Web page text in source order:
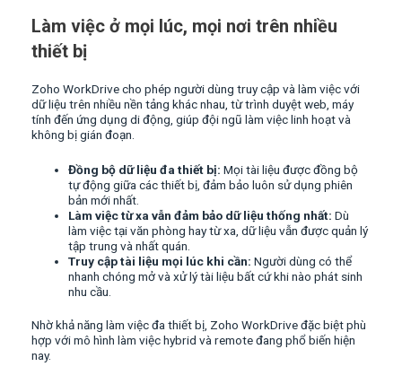
Làm việc ở mọi lúc, mọi nơi trên nhiều
thiết bị
Zoho WorkDrive cho phép người dùng truy cập và làm việc với
dữ liệu trên nhiều nền tảng khác nhau, từ trình duyệt web, máy
tính đến ứng dụng di động, giúp đội ngũ làm việc linh hoạt và
không bị gián đoạn.
Đồng bộ dữ liệu đa thiết bị:Mọi tài liệu được đồng bộ
tự động giữa các thiết bị, đảm bảo luôn sử dụng phiên
bản mới nhất.
Làm việc từ xa vẫn đảm bảo dữ liệu thống nhất:Dù
làm việc tại văn phòng hay từ xa, dữ liệu vẫn được quản lý
tập trung và nhất quán.
Truy cập tài liệu mọi lúc khi cần:Người dùng có thể
nhanh chóng mở và xử lý tài liệu bất cứ khi nào phát sinh
nhu cầu.
Nhờ khả năng làm việc đa thiết bị, Zoho WorkDrive đặc biệt phù
hợp với mô hình làm việc hybrid và remote đang phổ biến hiện
nay.